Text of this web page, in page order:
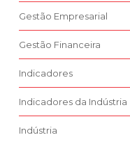
Gestão Empresarial
Gestão Financeira
Indicadores
Indicadores da Indústria
Indústria